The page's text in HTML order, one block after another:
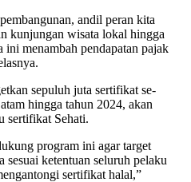
andil peran kita
kunjungan wisata lokal hingga
ini menambah pendapatan pajak
sepuluh juta sertifikat se-
hingga tahun 2024, akan
sertifikat Sehati.
program ini agar target
sesuai ketentuan seluruh pelaku
sertifikat halal,”